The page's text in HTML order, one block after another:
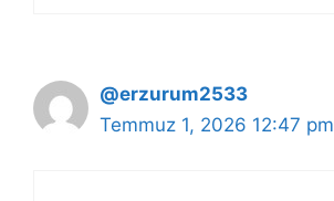
@erzurum2533
Temmuz 1, 2026 12:47 pm